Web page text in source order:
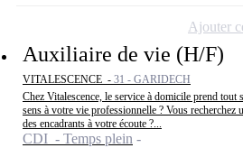
Auxiliaire de vie (H/F)
VITALESCENCE - 31 - GARIDECH
Chez Vitalescence, le service à domicile prend
sens à votre vie professionnelle ? Vous recherchez
des encadrants à votre écoute ?...
CDI - Temps plein
Ajouter